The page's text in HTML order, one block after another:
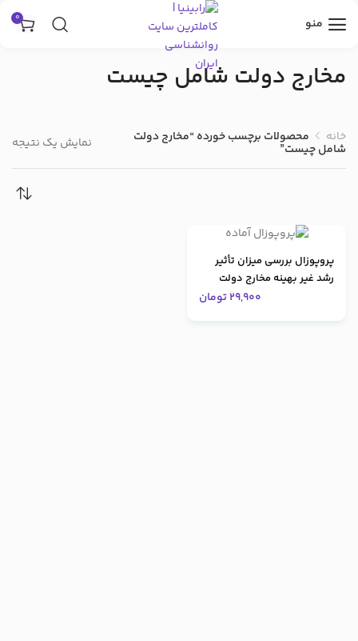
منو 0
مخارج دولت شامل چیست
خانه محصولات برچسب خورده “مخارج دولت
شامل چیست” نمایش یک نتیجه
پروپوزال بررسی میزان تأثیر
رشد غیر بهینه مخارج دولت
29,900تومان